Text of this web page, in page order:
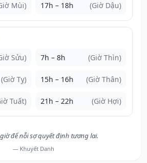
Mùi) 17h – 18h (Giờ Dậu)
Sửu) 7h – 8h (Giờ Thìn)
(Giờ Tỵ) 15h – 16h (Giờ Thân)
Tuất) 21h – 22h (Giờ Hợi)
để nỗi sợ quyết định tương lai.
— Khuyết Danh